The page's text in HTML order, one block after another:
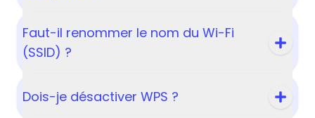
Faut-il renommer le nom du Wi-Fi
(SSID) ?
Dois-je désactiver WPS ?